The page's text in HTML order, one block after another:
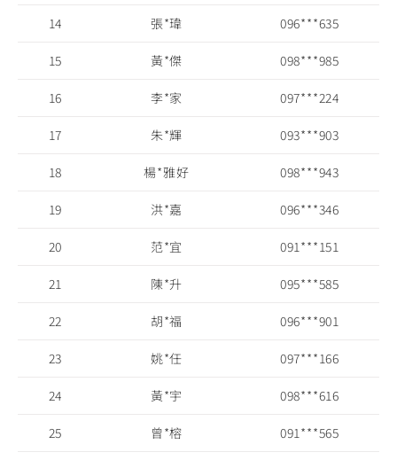
14 張*瑋 096***635
15 黃*傑 098***985
16 李*家 097***224
17 朱*輝 093***903
18 楊*雅好 098***943
19 洪*嘉 096***346
20 范*宜 091***151
21 陳*升 095***585
22 胡*福 096***901
23 姚*任 097***166
24 黃*宇 098***616
25 曾*榕 091***565